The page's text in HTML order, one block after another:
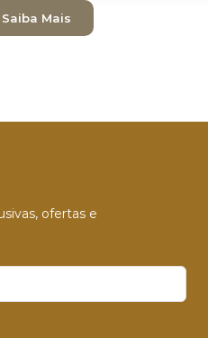
Saiba Mais
ofertas e